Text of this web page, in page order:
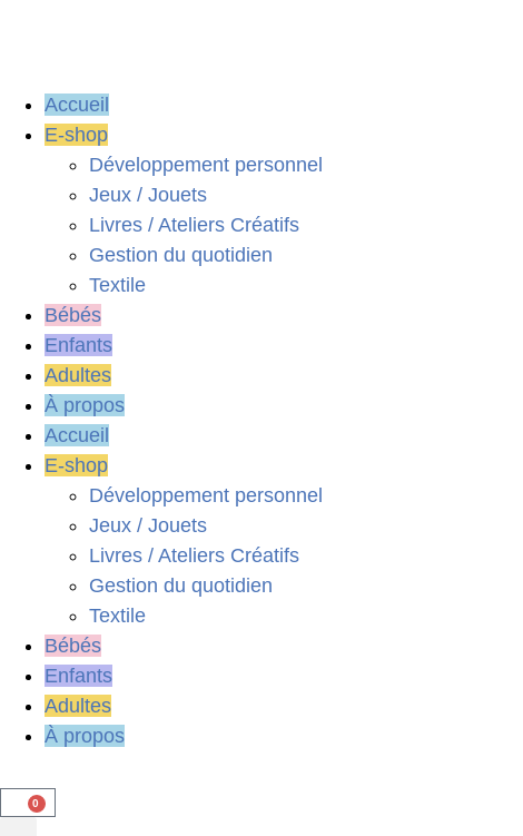
Accueil
E-shop
Développement personnel
Jeux / Jouets
Livres / Ateliers Créatifs
Gestion du quotidien
Textile
Bébés
Enfants
Adultes
À propos
Accueil
E-shop
Développement personnel
Jeux / Jouets
Livres / Ateliers Créatifs
Gestion du quotidien
Textile
Bébés
Enfants
Adultes
À propos
0